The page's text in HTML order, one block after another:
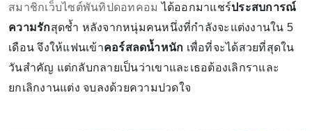
สมาชิกเว็บไซต์พันทิปดอทคอม ได้ออกมาแชร์ประสบการณ์
ความรักสุดช้ำ หลังจากหนุ่มคนหนึ่งที่กำลังจะแต่งงานใน 5
เดือน จึงให้แฟนเข้าคอร์สลดน้ำหนัก เพื่อที่จะได้สวยที่สุดใน
วันสำคัญ แต่กลับกลายเป็นว่าเขาและเธอต้องเลิกราและ
ยกเลิกงานแต่ง จบลงด้วยความปวดใจ